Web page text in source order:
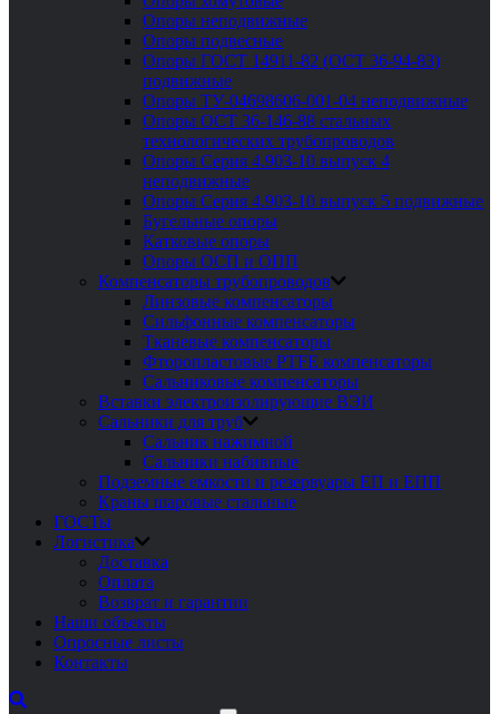
Опоры неподвижные
Опоры подвесные
Опоры ГОСТ 14911-82 (ОСТ 36-94-83)
подвижные
Опоры ТУ-04698606-001-04 неподвижные
Опоры ОСТ 36-146-88 стальных
технологических трубопроводов
Опоры Серия 4.903-10 выпуск 4
неподвижные
Опоры Серия 4.903-10 выпуск 5 подвижные
Бугельные опоры
Катковые опоры
Опоры ОСП и ОПП
Компенсаторы трубопроводов
Линзовые компенсаторы
Сильфонные компенсаторы
Тканевые компенсаторы
Фторопластовые PTFE компенсаторы
Сальниковые компенсаторы
Вставки электроизолирующие ВЭИ
Сальники для труб
Сальник нажимной
Сальники набивные
Подземные емкости и резервуары ЕП и ЕПП
Краны шаровые стальные
ГОСТы
Логистика
Доставка
Оплата
Возврат и гарантии
Наши объекты
Опросные листы
Контакты